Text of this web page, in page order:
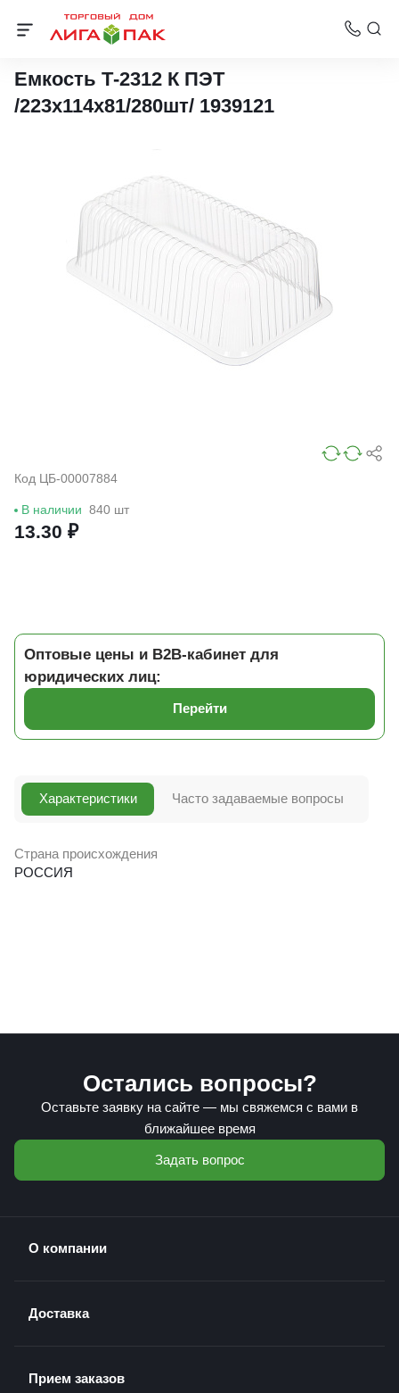
Упаковка для тортов
Емкость Т-2312 К ПЭТ
/223х114х81/280шт/ 1939121
Код ЦБ-00007884
В наличии 840 шт
13.30 ₽
Оптовые цены и B2B-кабинет для
юридических лиц:
Перейти
Характеристики
Страна происхождения
РОССИЯ
Часто задаваемые вопросы
Остались вопросы?
Оставьте заявку на сайте — мы свяжемся с вами в
ближайшее время
Задать вопрос
О компании
Доставка
Прием заказов